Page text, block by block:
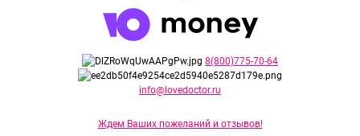
8(800)775-70-64
info@lovedoctor.ru
Ждем Ваших пожеланий и отзывов!